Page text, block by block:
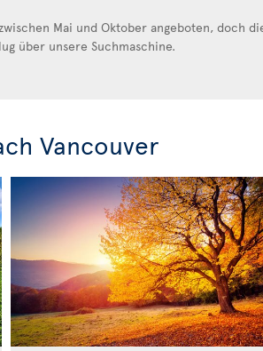
Mai und Oktober angeboten, doch
über unsere Suchmaschine.
Vancouver